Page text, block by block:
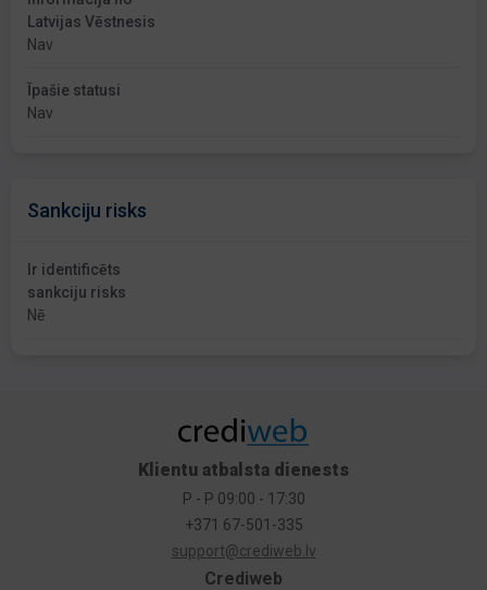
Latvijas Vēstnesis
Nav
Īpašie statusi
Nav
Sankciju risks
Ir identificēts
sankciju risks
Nē
Crediweb
Klientu atbalsta dienests
P - P 09:00 - 17:30
+371 67-501-335
support@crediweb.lv